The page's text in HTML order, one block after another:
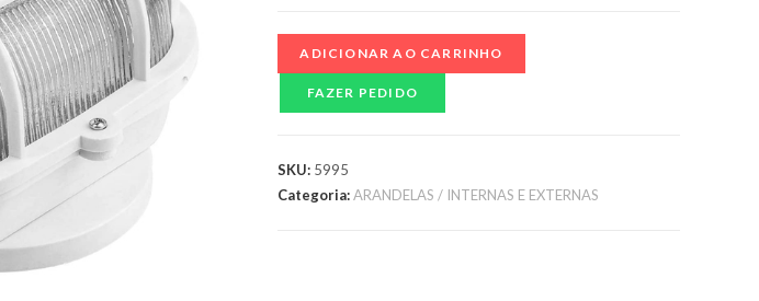
ADICIONAR AO CARRINHO
FAZER PEDIDO
SKU: 5995
Categoria:ARANDELAS / INTERNAS E EXTERNAS